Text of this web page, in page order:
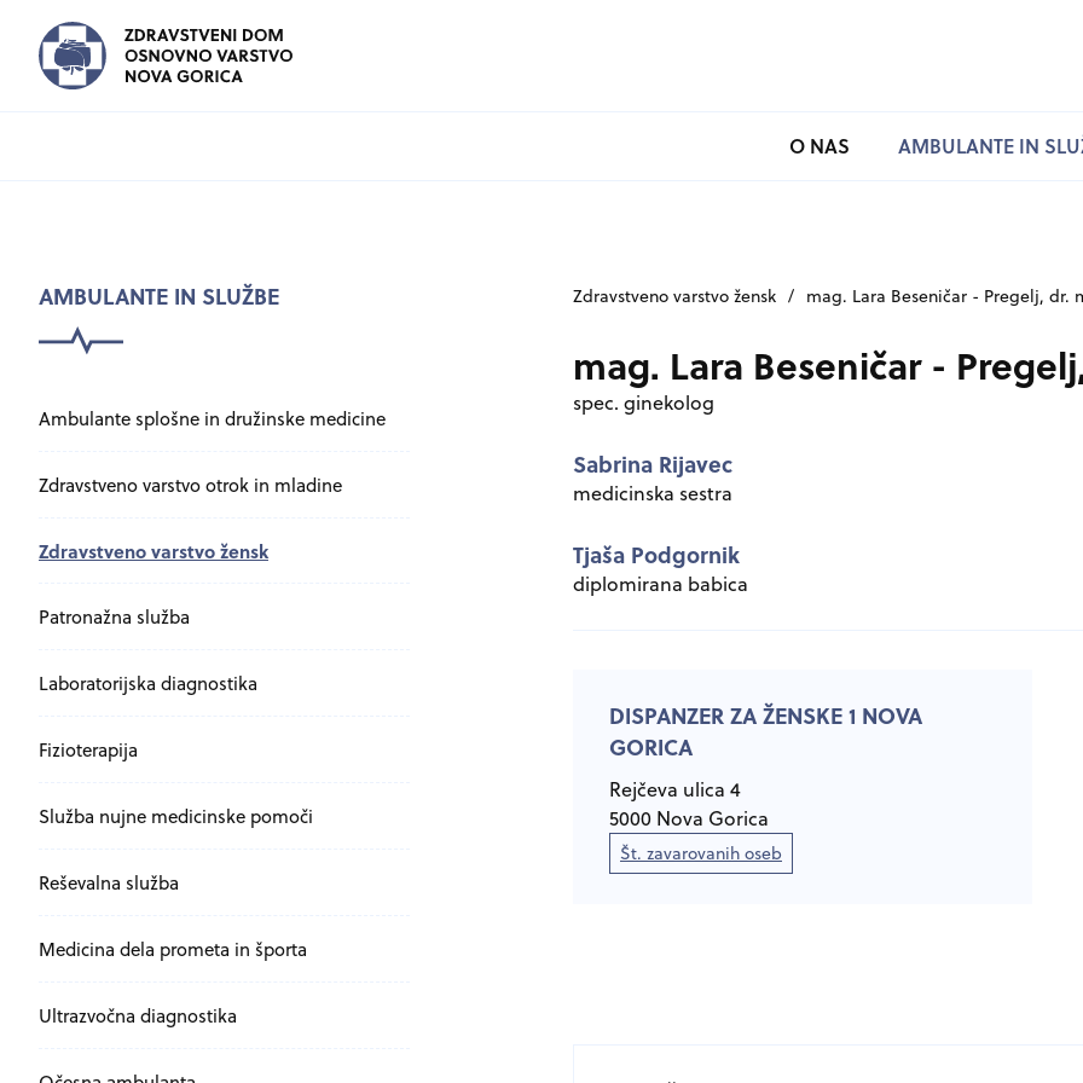
O NAS AMBULANTE IN
PODMENU
AMBULANTE IN SLUŽBE
Preskoči podmenu
Ambulante splošne in družinske medicine
Zdravstveno varstvo otrok in mladine
Zdravstveno varstvo žensk
Patronažna služba
Laboratorijska diagnostika
Fizioterapija
Služba nujne medicinske pomoči
Reševalna služba
Medicina dela prometa in športa
Ultrazvočna diagnostika
Zdravstveno varstvo žensk / mag. Lara Beseničar - Pregelj, dr.
mag. Lara Beseničar -
spec. ginekolog
Sabrina Rijavec
medicinska sestra
Tjaša Podgornik
diplomirana babica
DISPANZER ZA ŽENSKE 1 NOVA
GORICA
Rejčeva ulica 4
5000 Nova Gorica
Datoteko tipa pdf
Št. zavarovanih oseb
odpira se v novem oknu